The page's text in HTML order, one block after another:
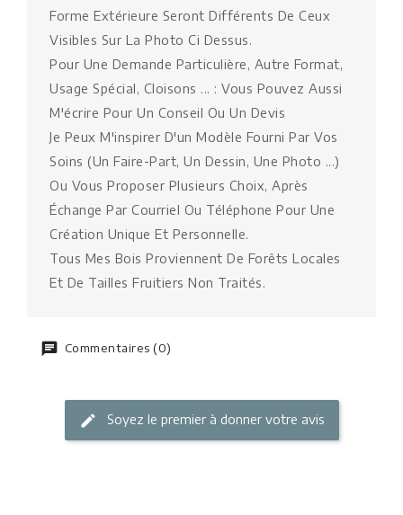
Forme Extérieure Seront Différents De Ceux
Visibles Sur La Photo Ci Dessus.
Pour Une Demande Particulière, Autre Format,
Usage Spécial, Cloisons ... : Vous Pouvez Aussi
M'écrire Pour Un Conseil Ou Un Devis
Je Peux M'inspirer D'un Modèle Fourni Par Vos
Soins (Un Faire-Part, Un Dessin, Une Photo ...)
Ou Vous Proposer Plusieurs Choix, Après
Échange Par Courriel Ou Téléphone Pour Une
Création Unique Et Personnelle.
Tous Mes Bois Proviennent De Forêts Locales
Et De Tailles Fruitiers Non Traités.
Commentaires (0)
Soyez le premier à donner votre avis